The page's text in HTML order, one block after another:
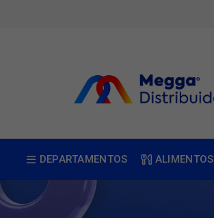
DEPARTAMENTOS ALIMENTOS